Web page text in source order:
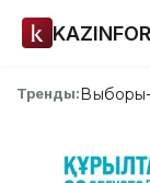
Тренды: